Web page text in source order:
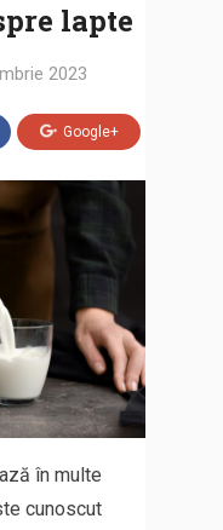
lapte
2023
Google+
în multe
cunoscut